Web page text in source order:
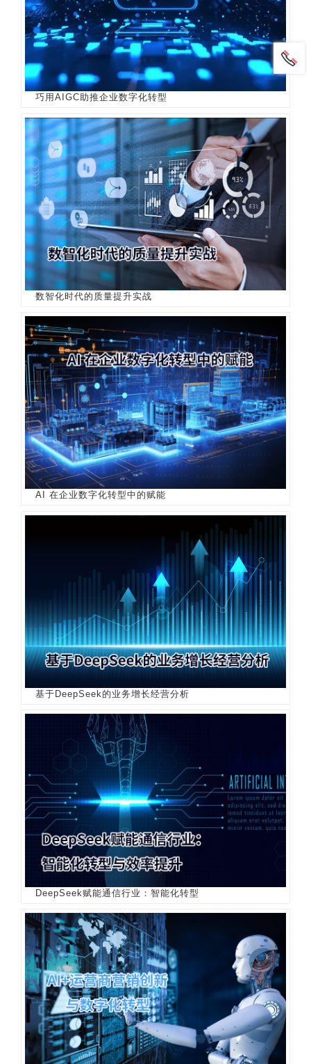
巧用AIGC助推企业数字化转型
数智化时代的质量提升实战
AI 在企业数字化转型中的赋能
基于DeepSeek的业务增长经营分析
DeepSeek赋能通信行业：智能化转型